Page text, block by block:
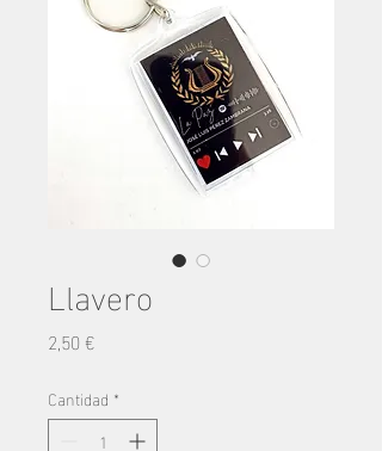
Llavero
2,50 €Precio
Cantidad *